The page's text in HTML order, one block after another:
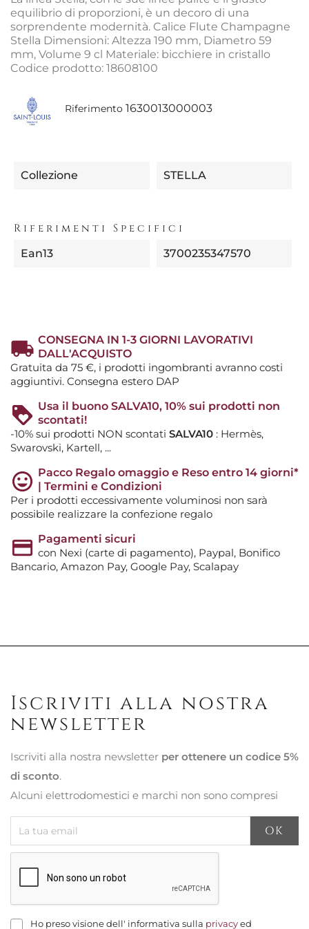
equilibrio di proporzioni, è un decoro di una
sorprendente modernità. Calice Flute Champagne
Stella Dimensioni: Altezza 190 mm, Diametro 59
mm, Volume 9 cl Materiale: bicchiere in cristallo
Codice prodotto: 18608100
Riferimento 1630013000003
Collezione STELLA
Riferimenti Specifici
Ean13 3700235347570
CONSEGNA IN 1-3 GIORNI LAVORATIVI
DALL'ACQUISTO
Gratuita da 75 €, i prodotti ingombranti avranno costi
aggiuntivi. Consegna estero DAP
Usa il buono SALVA10, 10% sui prodotti non
scontati!
-10% sui prodotti NON scontati SALVA10 : Hermès,
Swarovski, Kartell, ...
Pacco Regalo omaggio e Reso entro 14 giorni*
| Termini e Condizioni
Per i prodotti eccessivamente voluminosi non sarà
possibile realizzare la confezione regalo
Pagamenti sicuri
con Nexi (carte di pagamento), Paypal, Bonifico
Bancario, Amazon Pay, Google Pay, Scalapay
Iscriviti alla nostra
newsletter
Iscriviti alla nostra newsletter per ottenere un codice 5%
di sconto.
Alcuni elettrodomestici e marchi non sono compresi
Ho preso visione dell' informativa sulla privacy ed